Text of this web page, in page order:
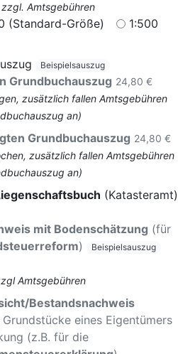
Amtsgebühren
(Standard-Größe)
1:500
Beispielsauszug
Grundbuchauszug 24,80 €
zusätzlich fallen Amtsgebühren
an)
Grundbuchauszug 24,80 €
zusätzlich fallen Amtsgebühren
an)
(Katasteramt)
mit Bodenschätzung (für
) Beispielsauszug
Amtsgebühren
Bestandsnachweis
Grundstücke eines Eigentümers
(z.B. für die